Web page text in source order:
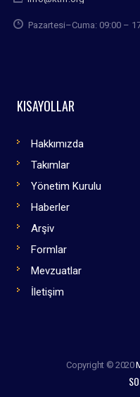
Pazartesi–Cuma: 09:00 –
KISAYOLLAR
Hakkımızda
Takımlar
Yönetim Kurulu
Haberler
Arşiv
Formlar
Mevzuatlar
İletişim
Copyright © 2020